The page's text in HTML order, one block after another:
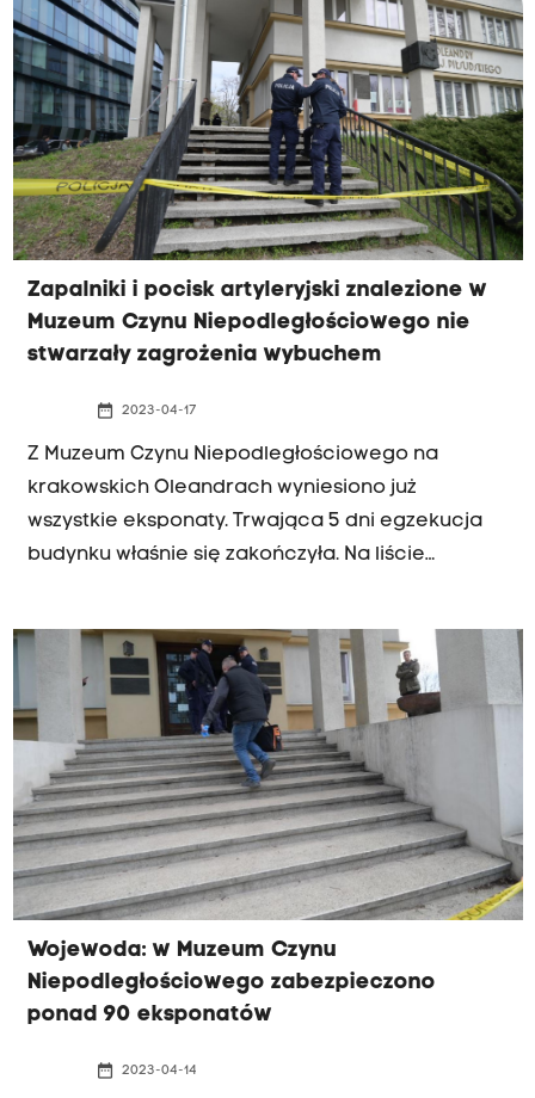
Zapalniki i pocisk artyleryjski znalezione w
Muzeum Czynu Niepodległościowego nie
stwarzały zagrożenia wybuchem
date_range 2023-04-17
Z Muzeum Czynu Niepodległościowego na
krakowskich Oleandrach wyniesiono już
wszystkie eksponaty. Trwająca 5 dni egzekucja
budynku właśnie się zakończyła. Na liście
nawet amunicja. Teraz artefakty trafią w depozyt
Muzeum Narodowego w Krakowie.
Wojewoda: w Muzeum Czynu
Niepodległościowego zabezpieczono
ponad 90 eksponatów
date_range 2023-04-14